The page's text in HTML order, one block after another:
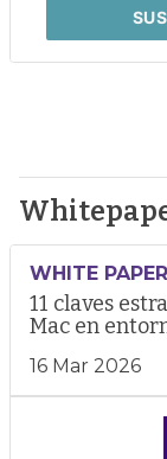
WHITE PAPER
11 claves
Mac en
16 Mar 2026